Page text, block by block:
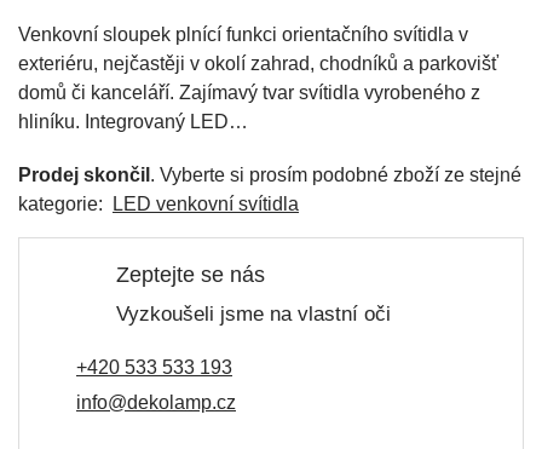
Venkovní sloupek plnící funkci orientačního svítidla v
exteriéru, nejčastěji v okolí zahrad, chodníků a parkovišť
domů či kanceláří. Zajímavý tvar svítidla vyrobeného z
hliníku. Integrovaný LED…
Prodej skončil . Vyberte si prosím podobné zboží ze stejné
kategorie:
LED venkovní svítidla
Zeptejte se nás
Vyzkoušeli jsme na vlastní oči
+420 533 533 193
info@dekolamp.cz